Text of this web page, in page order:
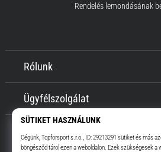
Rólunk
Ügyfélszolgálat
Rendelés lemondásának